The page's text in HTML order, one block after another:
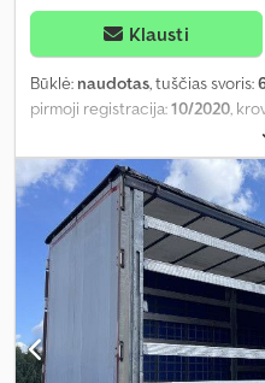
Klausti
Būklė: naudotas, tuščias svoris:
pirmoji registracija:10/2020,
2 480
mm, krovinio erdvės tūris:93 m³
385/65 R22,5, ratų bazė: 7 700